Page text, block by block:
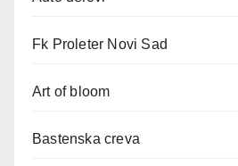
Fk Proleter Novi Sad
Art of bloom
Bastenska creva